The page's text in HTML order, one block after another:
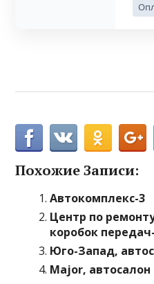
Похожие Записи:
Автокомплекс-3
Центр по
коробок
Юго-Запад,
Major,